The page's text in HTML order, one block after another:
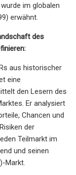
im globalen
erwähnt.
des
aus historischer
eine
den Lesern des
Er analysiert
Chancen und
der
Teilmarkt im
und seinen
Markt.